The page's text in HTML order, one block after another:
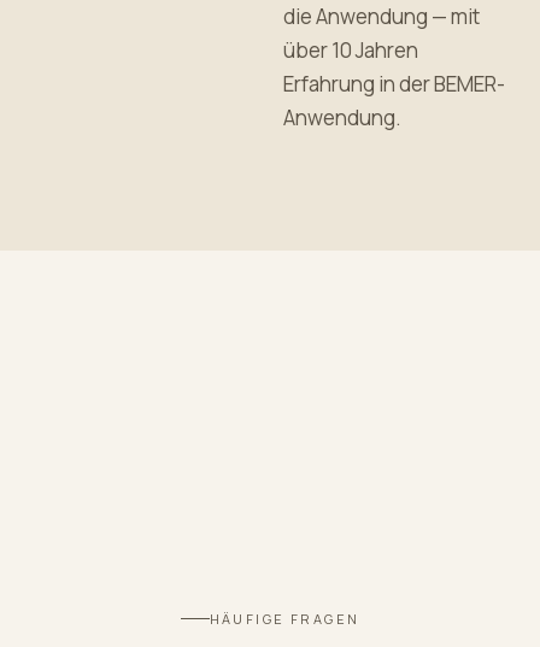
die Anwendung — mit
über 10 Jahren
Erfahrung in der BEMER-
Anwendung.
HÄUFIGE FRAGEN